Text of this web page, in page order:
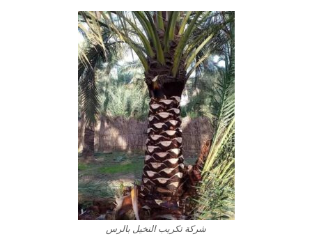
شركة تكريب النخيل بالرس